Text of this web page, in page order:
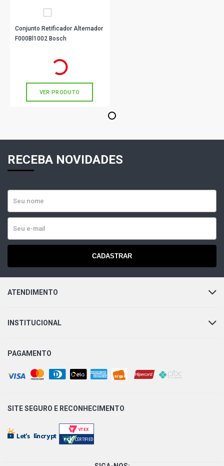
Conjunto Retificador Alternador
F000Bl1002 Bosch
em até 5x de
VER PRODUTO
1
RECEBA NOVIDADES
CADASTRAR
ATENDIMENTO
INSTITUCIONAL
PAGAMENTO
SITE SEGURO E RECONHECIMENTO